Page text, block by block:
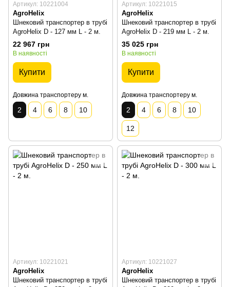
Артикул: 10221004
AgroHelix
Шнековий транспортер в трубі
AgroHelix D - 127 мм L - 2 м.
22 967 грн
В наявності
Купити
Довжина транспортеру м.
2 4 6 8 10
Артикул: 10221015
AgroHelix
Шнековий транспортер в трубі
AgroHelix D - 219 мм L - 2 м.
35 025 грн
В наявності
Купити
Довжина транспортеру м.
2 4 6 8 10
12
Артикул: 10221021
AgroHelix
Шнековий транспортер в трубі
Артикул: 10221027
AgroHelix
Шнековий транспортер в трубі